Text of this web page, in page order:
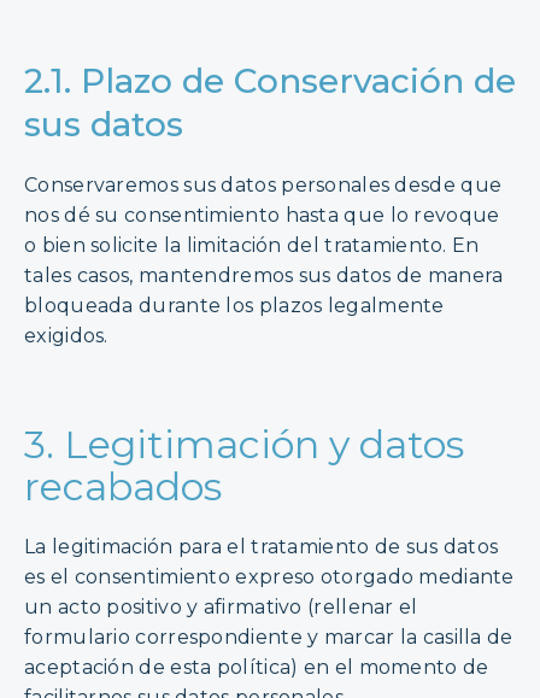
2.1. Plazo de Conservación de
sus datos
Conservaremos sus datos personales desde que
nos dé su consentimiento hasta que lo revoque
o bien solicite la limitación del tratamiento. En
tales casos, mantendremos sus datos de manera
bloqueada durante los plazos legalmente
exigidos.
3. Legitimación y datos
recabados
La legitimación para el tratamiento de sus datos
es el consentimiento expreso otorgado mediante
un acto positivo y afirmativo (rellenar el
formulario correspondiente y marcar la casilla de
aceptación de esta política) en el momento de